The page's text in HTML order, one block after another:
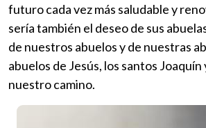
futuro cada vez más saludable y
sería también el deseo de sus
de nuestros abuelos y de nuestras
abuelos de Jesús, los santos
nuestro camino.